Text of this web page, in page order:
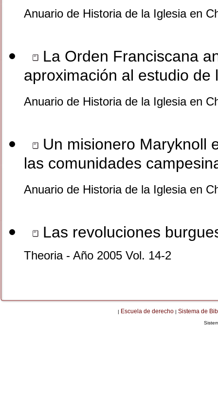
Anuario de Historia de la Iglesia en
La Orden Franciscana
aproximación al estudio de
Anuario de Historia de la Iglesia en
Un misionero Maryknoll
las comunidades
Anuario de Historia de la Iglesia en
Las revoluciones
Theoria - Año 2005 Vol. 14-2
| Escuela de derecho | Sistema de